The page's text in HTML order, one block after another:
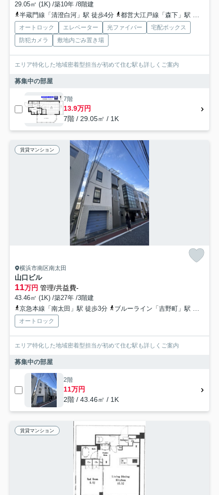
29.05㎡ (1K) /築10年 /8階建
半蔵門線「清澄白河」駅 徒歩4分
都営大江戸線「森下」駅 徒歩13分
オートロック エレベーター 光ファイバー
宅配ボックス
防犯カメラ
敷地内ごみ置き場
エリア特化した地域密着型担当が初めて住む駅も詳しくご案内
募集中の部屋
7階
13.9万円
7階 / 29.05㎡ / 1K
賃貸マンション
横浜市南区南太田
山口ビル
11万円 管理/共益費-
43.46㎡ (1K) /築27年 /3階建
京急本線「南太田」駅 徒歩3分
ブルーライン「吉野町」駅 徒歩8分
オートロック
エリア特化した地域密着型担当が初めて住む駅も詳しくご案内
募集中の部屋
2階
11万円
2階 / 43.46㎡ / 1K
賃貸マンション